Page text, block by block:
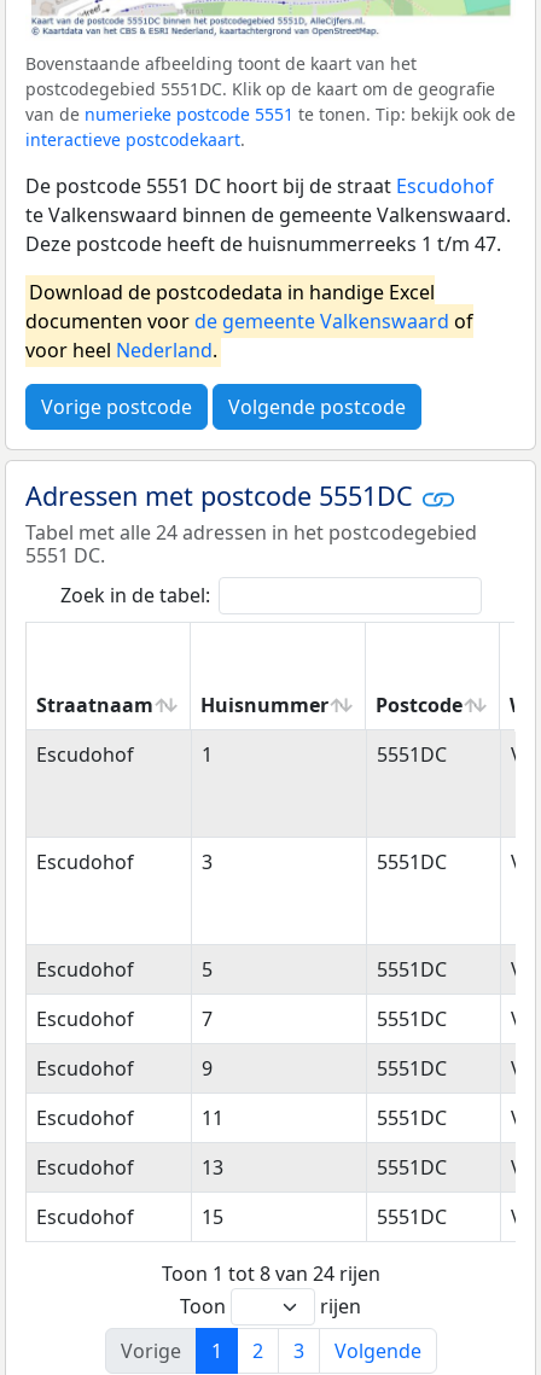
Bovenstaande afbeelding toont de kaart van het
postcodegebied 5551DC. Klik op de kaart om de geografie
van de numerieke postcode 5551 te tonen. Tip: bekijk ook de
interactieve postcodekaart.
De postcode 5551 DC hoort bij de straat Escudohof
te Valkenswaard binnen de gemeente Valkenswaard.
Deze postcode heeft de huisnummerreeks 1 t/m 47.
Download de postcodedata in handige Excel
documenten voorde gemeente Valkenswaard of
voor heel Nederland.
Vorige postcode Volgende postcode
Adressen met postcode 5551DC
Tabel met alle 24 adressen in het postcodegebied
5551 DC.
Zoek in de tabel:
Straatnaam Huisnummer Postcode
Straatnaam
Huisnummer Postcode
Escudohof 1 5551DC
Escudohof 3 5551DC
Escudohof 5 5551DC
Escudohof
7 5551DC
Escudohof
9 5551DC
Escudohof
11 5551DC
Escudohof
13 5551DC
Escudohof
15 5551DC
Toon 1 tot 8 van 24 rijen
Toon
rijen
Vorige
1 2 3 Volgende